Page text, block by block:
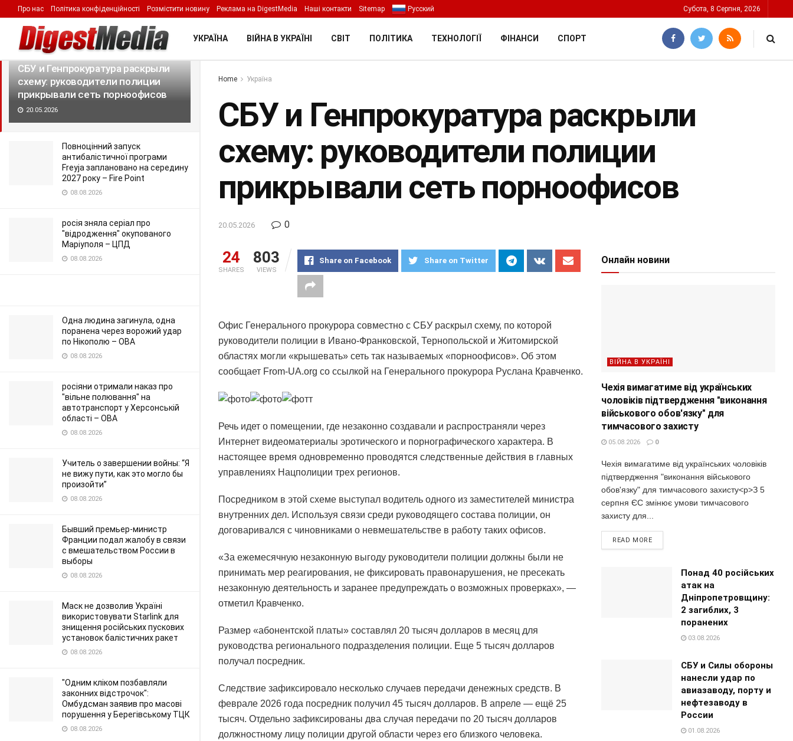
LATEST TRENDING Filter
СБУ и Генпрокуратура раскрыли
схему: руководители полиции
прикрывали сеть порноофисов
20.05.2026
Повноцінний запуск
антибалістичної програми
Freyja заплановано на середину
2027 року – Fire Point
08.08.2026
росія зняла серіал про
"відродження" окупованого
Маріуполя – ЦПД
08.08.2026
Одна людина загинула, одна
поранена через ворожий удар
по Нікополю – ОВА
08.08.2026
росіяни отримали наказ про
"вільне полювання" на
автотранспорт у Херсонській
області – ОВА
08.08.2026
Учитель о завершении войны: “Я
не вижу пути, как это могло бы
произойти”
08.08.2026
Бывший премьер-министр
Франции подал жалобу в связи
с вмешательством России в
выборы
08.08.2026
Маск не дозволив Україні
використовувати Starlink для
знищення російських пускових
установок балістичних ракет
08.08.2026
"Одним кліком позбавляли
законних відстрочок":
Омбудсман заявив про масові
порушення у Берегівському ТЦК
08.08.2026
Про нас Політика конфіденційності Розмістити новину Реклама на DigestMedia Наші контакти Sitemap Русский Субота, 8 Серпня, 2026
УКРАЇНА ВІЙНА В УКРАЇНІ СВІТ ПОЛІТИКА ТЕХНОЛОГІЇ ФІНАНСИ СПОРТ
Home Україна
СБУ и Генпрокуратура раскрыли
схему: руководители полиции
прикрывали сеть порноофисов
20.05.2026 0
24
SHARES
803
VIEWS
Share on Facebook Share on Twitter
Офис Генерального прокурора совместно с СБУ раскрыл схему, по которой
руководители полиции в Ивано-Франковской, Тернопольской и Житомирской
областях могли «крышевать» сеть так называемых «порноофисов». Об этом
сообщает From-UA.org со ссылкой на Генерального прокурора Руслана Кравченко.
Речь идет о помещении, где незаконно создавали и распространяли через
Интернет видеоматериалы эротического и порнографического характера. В
настоящее время одновременно проводятся следственные действия в главных
управлениях Нацполиции трех регионов.
Посредником в этой схеме выступал водитель одного из заместителей министра
внутренних дел. Используя связи среди руководящего состава полиции, он
договаривался с чиновниками о невмешательстве в работу таких офисов.
«За ежемесячную незаконную выгоду руководители полиции должны были не
принимать мер реагирования, не фиксировать правонарушения, не пресекать
незаконную деятельность и заранее предупреждать о возможных проверках», —
отметил Кравченко.
Размер «абонентской платы» составлял 20 тысяч долларов в месяц для
руководства регионального подразделения полиции. Еще 5 тысяч долларов
получал посредник.
Следствие зафиксировало несколько случаев передачи денежных средств. В
феврале 2026 года посредник получил 45 тысяч долларов. В апреле — ещё 25
тысяч. Отдельно зафиксированы два случая передачи по 20 тысяч долларов
должностному лицу полиции другой области через его близкого человека.
Онлайн новини
ВІЙНА В УКРАЇНІ
Чехія вимагатиме від українських
чоловіків підтвердження "виконання
військового обов'язку" для
тимчасового захисту
05.08.2026 0
Чехія вимагатиме від українських чоловіків
підтвердження "виконання військового
обов'язку" для тимчасового захисту<p>З 5
серпня ЄС змінює умови тимчасового
захисту для...
READ MORE
Понад 40 російських
атак на
Дніпропетровщину:
2 загиблих, 3
поранених
03.08.2026
СБУ и Силы обороны
нанесли удар по
авиазаводу, порту и
нефтезаводу в
России
01.08.2026